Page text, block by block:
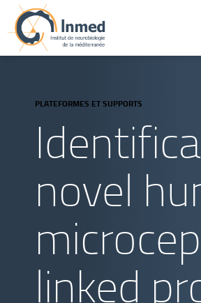
PLATEFORMES ET SUPPORTS
novel
linked